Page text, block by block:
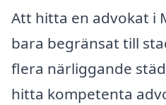
Att hitta en advokat i
bara begränsat till
flera närliggande
hitta kompetenta